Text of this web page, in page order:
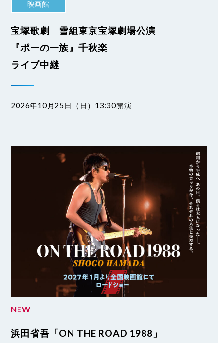
映画館
宝塚歌劇 雪組東京宝塚劇場公演
『ポーの一族』千秋楽
ライブ中継
2026年10月25日（日）13:30開演
NEW
浜田省吾「ON THE ROAD 1988」